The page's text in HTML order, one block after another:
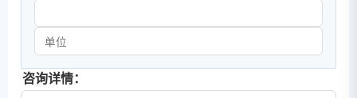
咨询详情：